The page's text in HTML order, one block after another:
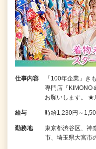
仕事内容
「100年企業」き
専門店『KIMONO
お願いします。 ★
給与 時給1,230円～
勤務地
東京都渋谷区、神
市、埼玉県大宮市